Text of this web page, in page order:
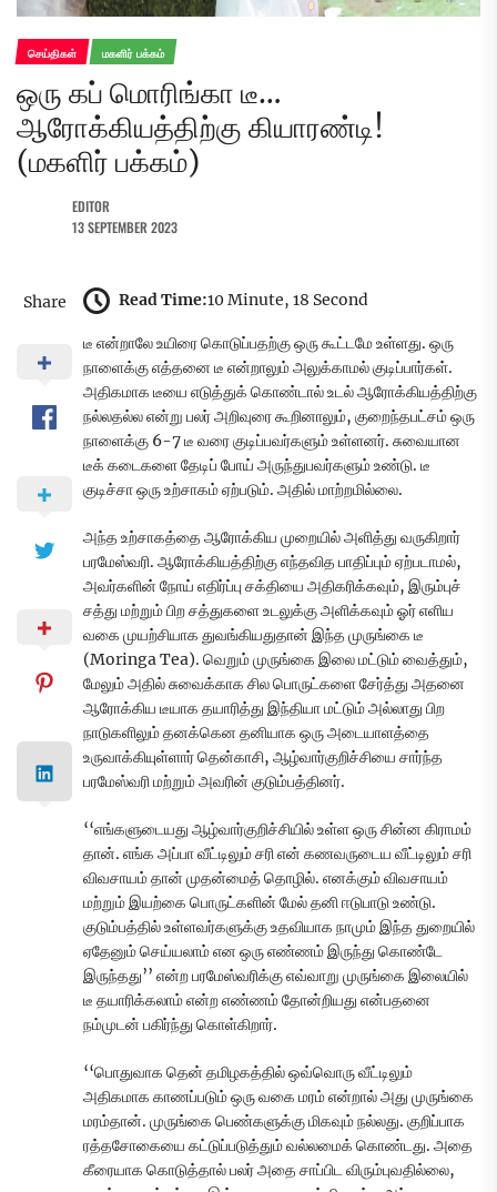
செய்திகள் மகளிர் பக்கம்
ஒரு கப் மொரிங்கா டீ…
ஆரோக்கியத்திற்கு கியாரண்டி!
(மகளிர் பக்கம்)
EDITOR
13 SEPTEMBER 2023
Share Read Time:10 Minute, 18 Second
டீ என்றாலே உயிரை கொடுப்பதற்கு ஒரு கூட்டமே உள்ளது. ஒரு
நாளைக்கு எத்தனை டீ என்றாலும் அலுக்காமல் குடிப்பார்கள்.
அதிகமாக டீயை எடுத்துக் கொண்டால் உடல் ஆரோக்கியத்திற்கு
நல்லதல்ல என்று பலர் அறிவுரை கூறினாலும், குறைந்தபட்சம் ஒரு
நாளைக்கு 6-7 டீ வரை குடிப்பவர்களும் உள்ளனர். சுவையான
டீக் கடைகளை தேடிப் போய் அருந்துபவர்களும் உண்டு. டீ
குடிச்சா ஒரு உற்சாகம் ஏற்படும். அதில் மாற்றமில்லை.
அந்த உற்சாகத்தை ஆரோக்கிய முறையில் அளித்து வருகிறார்
பரமேஸ்வரி. ஆரோக்கியத்திற்கு எந்தவித பாதிப்பும் ஏற்படாமல்,
அவர்களின் நோய் எதிர்ப்பு சக்தியை அதிகரிக்கவும், இரும்புச்
சத்து மற்றும் பிற சத்துகளை உடலுக்கு அளிக்கவும் ஓர் எளிய
வகை முயற்சியாக துவங்கியதுதான் இந்த முருங்கை டீ
(Moringa Tea). வெறும் முருங்கை இலை மட்டும் வைத்தும்,
மேலும் அதில் சுவைக்காக சில பொருட்களை சேர்த்து அதனை
ஆரோக்கிய டீயாக தயாரித்து இந்தியா மட்டும் அல்லாது பிற
நாடுகளிலும் தனக்கென தனியாக ஒரு அடையாளத்தை
உருவாக்கியுள்ளார் தென்காசி, ஆழ்வார்குறிச்சியை சார்ந்த
பரமேஸ்வரி மற்றும் அவரின் குடும்பத்தினர்.
‘‘எங்களுடையது ஆழ்வார்குறிச்சியில் உள்ள ஒரு சின்ன கிராமம்
தான். எங்க அப்பா வீட்டிலும் சரி என் கணவருடைய வீட்டிலும் சரி
விவசாயம் தான் முதன்மைத் தொழில். எனக்கும் விவசாயம்
மற்றும் இயற்கை பொருட்களின் மேல் தனி ஈடுபாடு உண்டு.
குடும்பத்தில் உள்ளவர்களுக்கு உதவியாக நாமும் இந்த துறையில்
ஏதேனும் செய்யலாம் என ஒரு எண்ணம் இருந்து கொண்டே
இருந்தது’’ என்ற பரமேஸ்வரிக்கு எவ்வாறு முருங்கை இலையில்
டீ தயாரிக்கலாம் என்ற எண்ணம் தோன்றியது என்பதனை
நம்முடன் பகிர்ந்து கொள்கிறார்.
‘‘பொதுவாக தென் தமிழகத்தில் ஒவ்வொரு வீட்டிலும்
அதிகமாக காணப்படும் ஒரு வகை மரம் என்றால் அது முருங்கை
மரம்தான். முருங்கை பெண்களுக்கு மிகவும் நல்லது. குறிப்பாக
ரத்தசோகையை கட்டுப்படுத்தும் வல்லமைக் கொண்டது. அதை
கீரையாக கொடுத்தால் பலர் அதை சாப்பிட விரும்புவதில்லை,